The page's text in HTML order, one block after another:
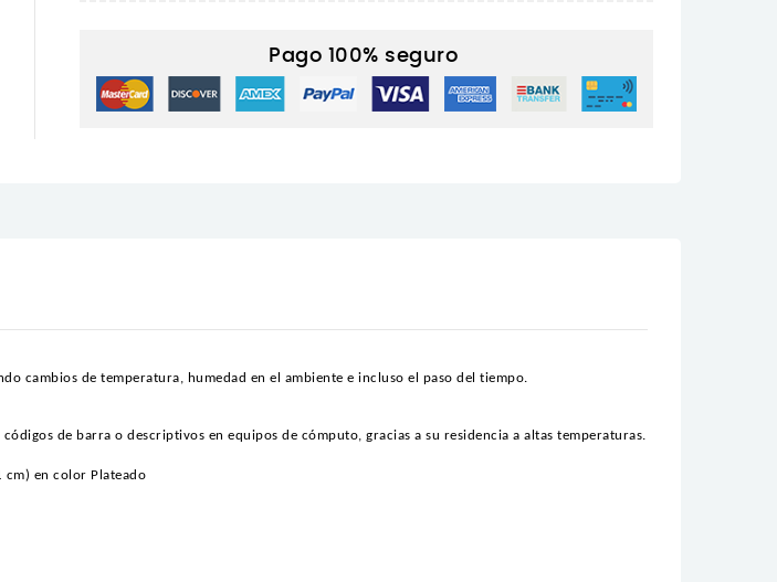
Pago 100% seguro
cambios de temperatura, humedad en el ambiente e incluso el paso del tiempo.
de barra o descriptivos en equipos de cómputo, gracias a su residencia a altas temperaturas.
cm) en color Plateado